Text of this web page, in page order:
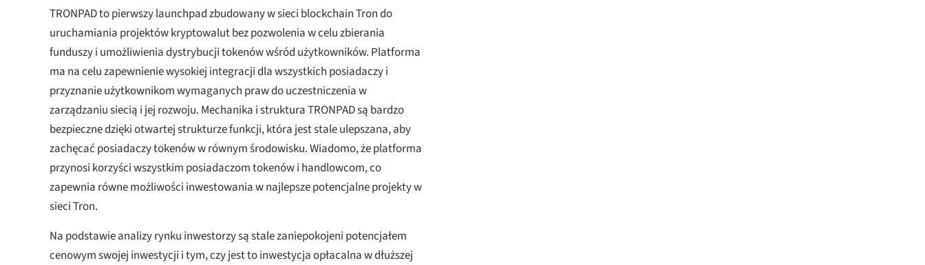
TRONPAD to pierwszy launchpad zbudowany w sieci blockchain Tron do
uruchamiania projektów kryptowalut bez pozwolenia w celu zbierania
funduszy i umożliwienia dystrybucji tokenów wśród użytkowników. Platforma
ma na celu zapewnienie wysokiej integracji dla wszystkich posiadaczy i
przyznanie użytkownikom wymaganych praw do uczestniczenia w
zarządzaniu siecią i jej rozwoju. Mechanika i struktura TRONPAD są bardzo
bezpieczne dzięki otwartej strukturze funkcji, która jest stale ulepszana, aby
zachęcać posiadaczy tokenów w równym środowisku. Wiadomo, że platforma
przynosi korzyści wszystkim posiadaczom tokenów i handlowcom, co
zapewnia równe możliwości inwestowania w najlepsze potencjalne projekty w
sieci Tron.
Na podstawie analizy rynku inwestorzy są stale zaniepokojeni potencjałem
cenowym swojej inwestycji i tym, czy jest to inwestycja opłacalna w dłuższej